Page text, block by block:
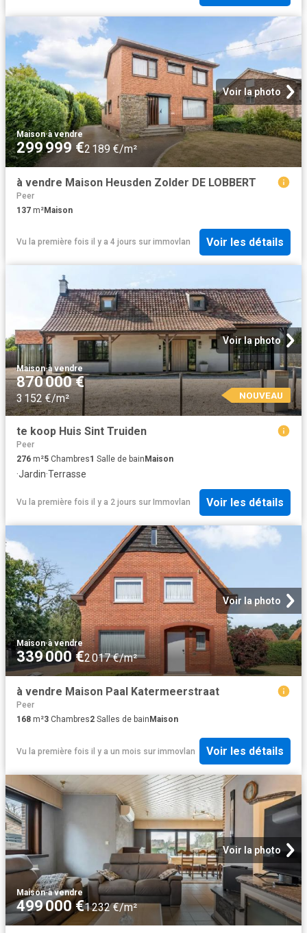
Voir la photo
Maison·à vendre
299 999 €2 189 €/m²
à vendre Maison Heusden Zolder DE LOBBERT
Peer
137 m²Maison
Vu la première fois il y a 4 jours sur immovlan Voir les détails
Voir la photo
Maison·à vendre
870 000 €
3 152 €/m² NOUVEAU
te koop Huis Sint Truiden
Peer
276 m²5 Chambres1 Salle de bain Maison
·Jardin·Terrasse
Vu la première fois il y a 2 jours sur Immovlan Voir les détails
Voir la photo
Maison·à vendre
339 000 €2 017 €/m²
à vendre Maison Paal Katermeerstraat
Peer
168 m²3 Chambres2 Salles de bainMaison
Vu la première fois il y a un mois sur immovlan Voir les détails
Voir la photo
Maison·à vendre
499 000 €1 232 €/m²